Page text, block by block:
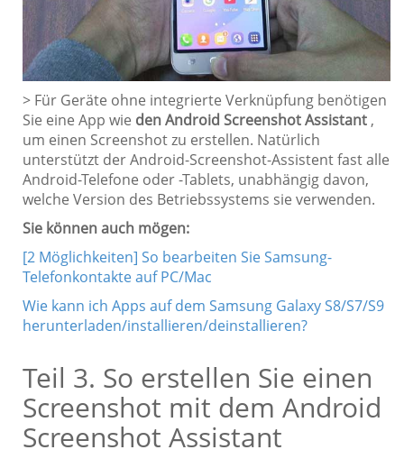
> Für Geräte ohne integrierte Verknüpfung benötigen
Sie eine App wie den Android Screenshot Assistant ,
um einen Screenshot zu erstellen. Natürlich
unterstützt der Android-Screenshot-Assistent fast alle
Android-Telefone oder -Tablets, unabhängig davon,
welche Version des Betriebssystems sie verwenden.
Sie können auch mögen:
[2 Möglichkeiten] So bearbeiten Sie Samsung-
Telefonkontakte auf PC/Mac
Wie kann ich Apps auf dem Samsung Galaxy S8/S7/S9
herunterladen/installieren/deinstallieren?
Teil 3. So erstellen Sie einen
Screenshot mit dem Android
Screenshot Assistant